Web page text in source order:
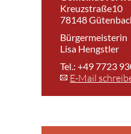
Kreuzstraße10
78148
Bürgermeisterin
Lisa Hengstler
Tel.: +49 7723
E-Mail